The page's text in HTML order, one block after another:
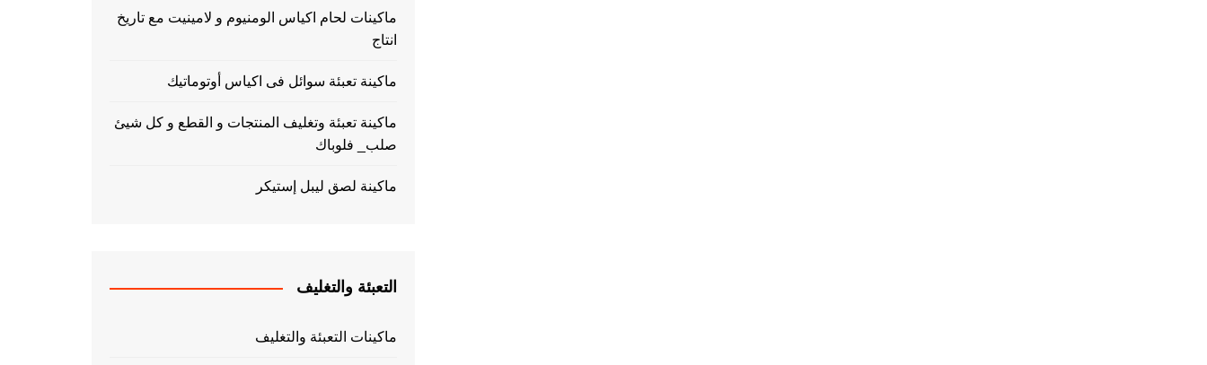
ماكينات لحام اكياس الومنيوم و لامينيت مع تاريخ
انتاج
ماكينة تعبئة سوائل فى اكياس أوتوماتيك
ماكينة تعبئة وتغليف المنتجات و القطع و كل شيئ
صلب_ فلوباك
ماكينة لصق ليبل إستيكر
التعبئة والتغليف
ماكينات التعبئة والتغليف